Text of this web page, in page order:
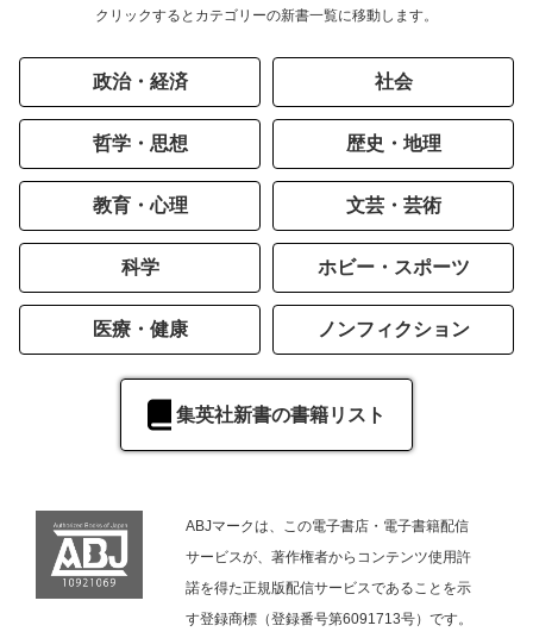
クリックするとカテゴリーの新書一覧に移動します。
政治・経済 社会
哲学・思想 歴史・地理
教育・心理 文芸・芸術
科学 ホビー・スポーツ
医療・健康 ノンフィクション
集英社新書の書籍リスト
ABJマークは、この電子書店・電子書籍配信
サービスが、著作権者からコンテンツ使用許
諾を得た正規版配信サービスであることを示
す登録商標（登録番号第6091713号）です。